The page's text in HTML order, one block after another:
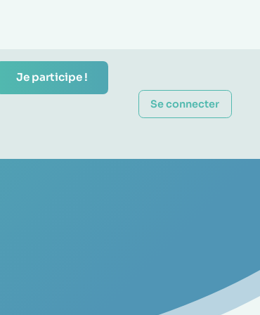
Je participe !
Se connecter